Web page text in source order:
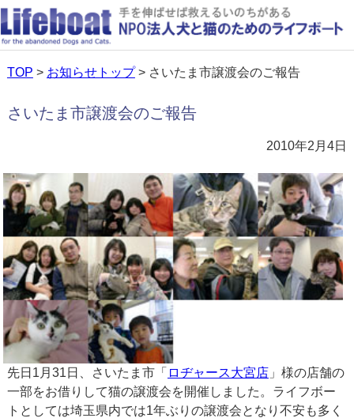
TOP > お知らせトップ> さいたま市譲渡会のご報告
さいたま市譲渡会のご報告
2010年2月4日
先日1月31日、さいたま市「 ロヂャース大宮店」様の店舗の
一部をお借りして猫の譲渡会を開催しました。ライフボー
トとしては埼玉県内では1年ぶりの譲渡会となり不安も多く